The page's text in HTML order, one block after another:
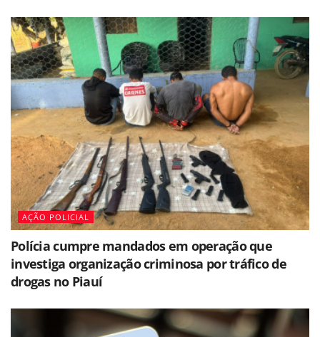
AÇÃO POLICIAL
Polícia cumpre mandados em operação que
investiga organização criminosa por tráfico de
drogas no Piauí